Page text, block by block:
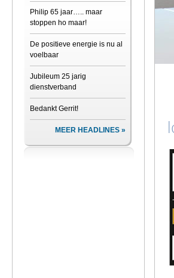
Philip 65 jaar….. maar
stoppen ho maar!
De positieve energie is nu al
voelbaar
Jubileum 25 jarig
dienstverband
Bedankt Gerrit!
MEER HEADLINES